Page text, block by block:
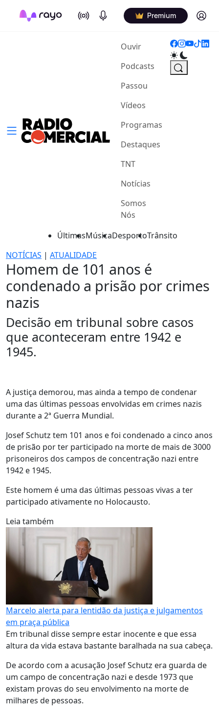
On Air Podcasts Premium Log in
Ouvir(current)
Podcasts
Passou
Vídeos
Programas
Destaques
TNT
Notícias
Somos
Nós
ÚltimasMúsicaDesportoTrânsito
NOTÍCIAS | ATUALIDADE
Homem de 101 anos é
condenado a prisão por crimes
nazis
Decisão em tribunal sobre casos
que aconteceram entre 1942 e
1945.
A justiça demorou, mas ainda a tempo de condenar
uma das últimas pessoas envolvidas em crimes nazis
durante a 2ª Guerra Mundial.
Josef Schutz tem 101 anos e foi condenado a cinco anos
de prisão por ter participado na morte de mais de 3000
prisoneiros dos campos de concentração nazi entre
1942 e 1945.
Este homem é uma das últimas pessoas vivas a ter
participado ativamente no Holocausto.
Leia também
Marcelo alerta para lentidão da justiça e julgamentos
em praça pública
Em tribunal disse sempre estar inocente e que essa
altura da vida estava bastante baralhada na sua cabeça.
De acordo com a acusação Josef Schutz era guarda de
um campo de concentração nazi e desde 1973 que
existam provas do seu envolvimento na morte de
milhares de pessoas.